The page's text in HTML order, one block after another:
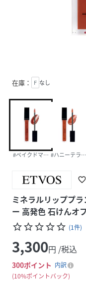
在庫： F なし
#ベイクドマロン#ハニーテラ
favorite_border
ミネラルリッププ
ー 高発色 石けんオ
star_borderstar_borderstar_borderstar_borderstar_border (1件)
3,300円 /税込
300ポイント 内訳
10%ポイントバック